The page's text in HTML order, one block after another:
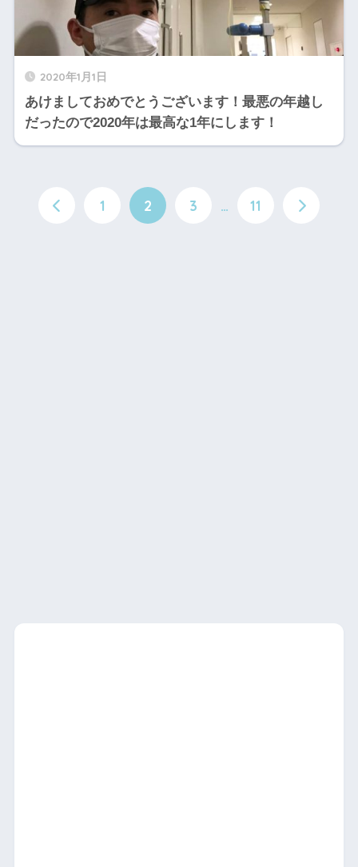
2020年1月1日
あけましておめでとうございます！最悪の年越し
だったので2020年は最高な1年にします！
1 2 3 … 11